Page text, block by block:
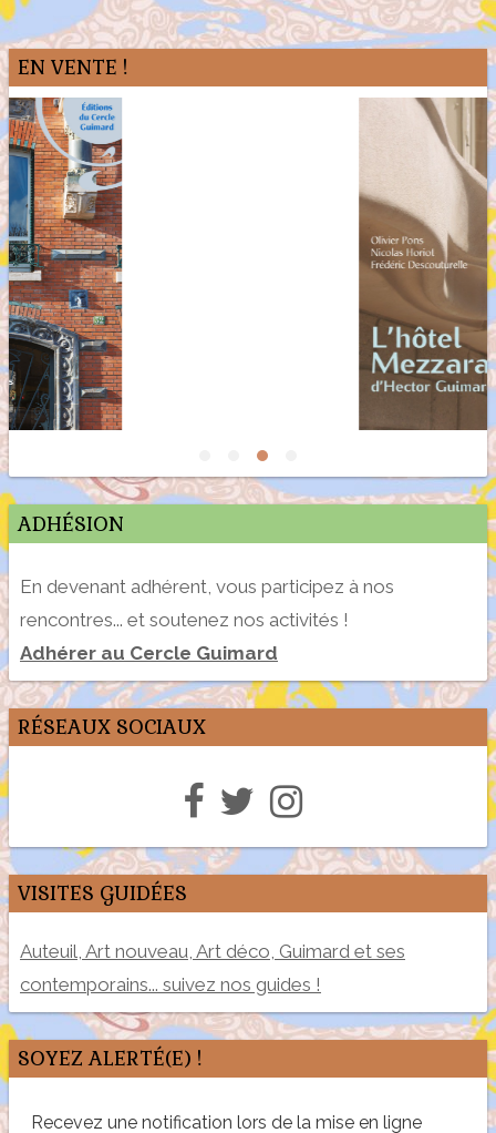
EN VENTE !
ADHÉSION
En devenant adhérent, vous participez à nos
rencontres... et soutenez nos activités !
Adhérer au Cercle Guimard
RÉSEAUX SOCIAUX
VISITES GUIDÉES
Auteuil, Art nouveau, Art déco, Guimard et ses
contemporains... suivez nos guides !
SOYEZ ALERTÉ(E) !
Recevez une notification lors de la mise en ligne